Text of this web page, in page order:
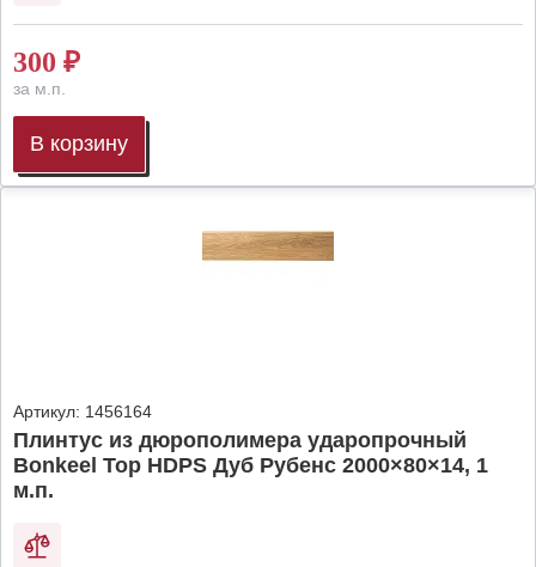
300 ₽
за м.п.
В корзину
Артикул: 1456164
Плинтус из дюрополимера ударопрочный
Bonkeel Top HDPS Дуб Рубенс 2000×80×14, 1
м.п.